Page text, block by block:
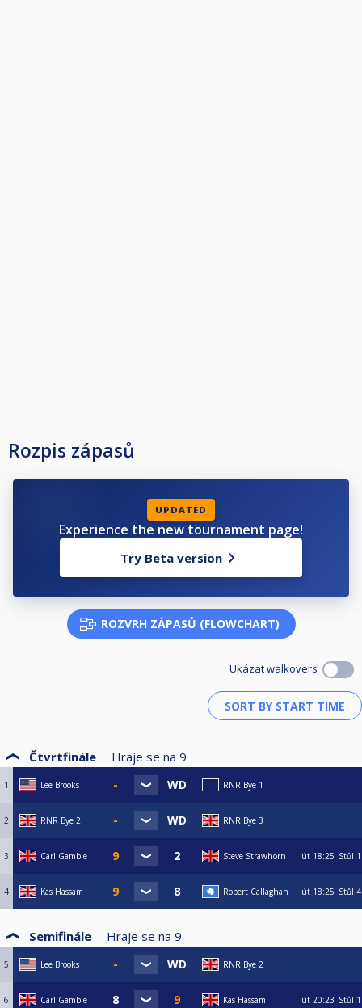
Rozpis zápasů
UPDATED
Experience the new tournament page!
Try Beta version
ROZVRH ZÁPASŮ (FLOWCHART)
Ukázat walkovers
Čtvrtfinále Hraje se na 9
1 Lee Brooks RNR Bye 1
2 RNR Bye 2 RNR Bye 3
3 Carl Gamble Steve Strawhorn út 18:25 Stůl 1
4 Kas Hassam Robert Callaghan út 18:25 Stůl 4
Semifinále Hraje se na 9
5 Lee Brooks RNR Bye 2
6 Carl Gamble Kas Hassam út 20:23 Stůl 1